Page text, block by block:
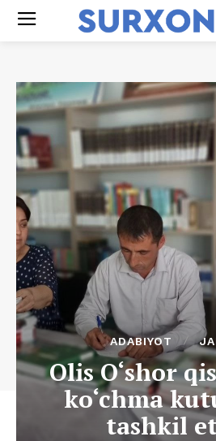
ADABIYOT
Olis O‘shor
ko‘chma
tashkil